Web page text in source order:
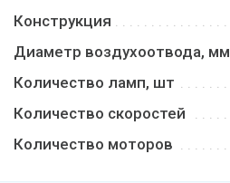
Конструкция
Диаметр воздухоотвода, мм
Количество ламп, шт
Количество скоростей
Количество моторов